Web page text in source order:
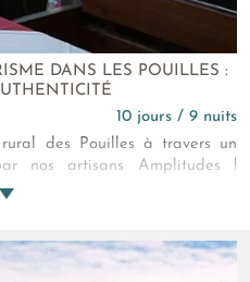
DANS LES POUILLES :
10 jours / 9 nuits
des Pouilles à travers un
nos artisans Amplitudes !
apuliennes ainsi que les
sans modération !